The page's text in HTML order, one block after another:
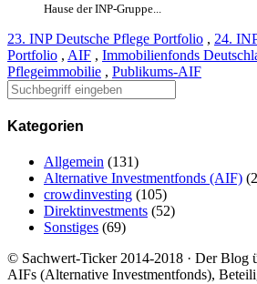
Hause der INP-Gruppe...
23. INP Deutsche Pflege Portfolio , 24.
Portfolio , AIF , Immobilienfonds
Pflegeimmobilie , Publikums-AIF
Kategorien
Allgemein (131)
Alternative Investmentfonds (AIF)
crowdinvesting (105)
Direktinvestments (52)
Sonstiges (69)
© Sachwert-Ticker 2014-2018 · Der Blog
AIFs (Alternative Investmentfonds),